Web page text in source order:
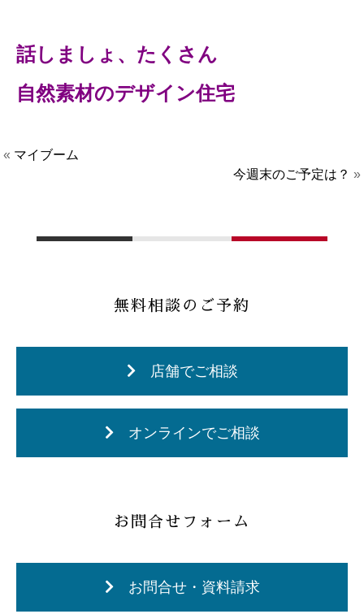
話しましょ、たくさん
自然素材のデザイン住宅
« マイブーム
今週末のご予定は？ »
無料相談のご予約
店舗でご相談
オンラインでご相談
お問合せフォーム
お問合せ・資料請求